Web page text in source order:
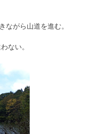
ながら山道を進む。
ない。